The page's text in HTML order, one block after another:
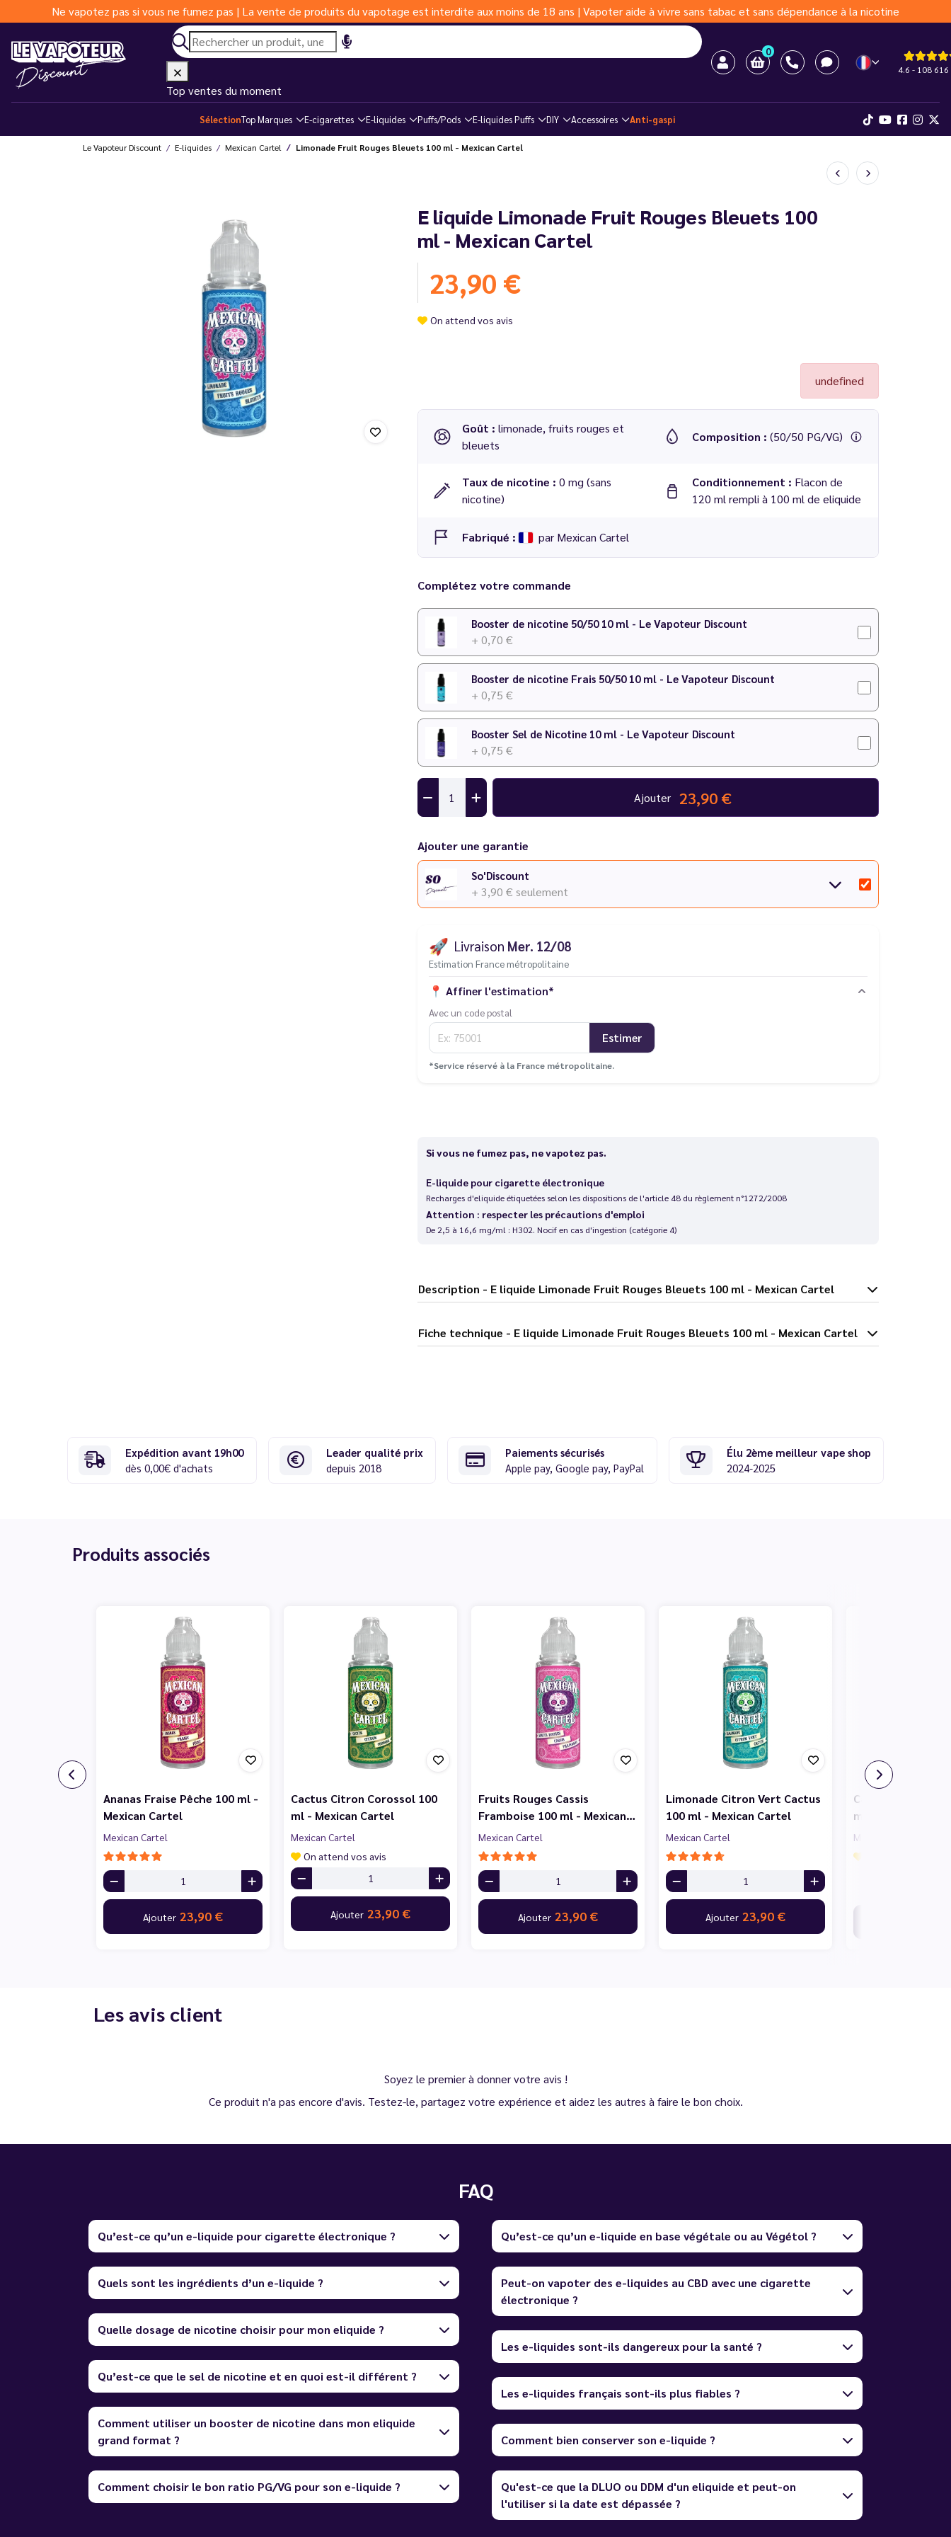
Ne vapotez pas si vous ne fumez pas | La vente de produits du vapotage est interdite aux moins de 18 ans | Vapoter aide à vivre sans tabac et sans dépendance à la nicotine
0
4.6 - 108 616
Top ventes du moment
SélectionTop Marques E-cigarettes E-liquides Puffs/Pods E-liquides Puffs DIY Accessoires Anti-gaspi
Le Vapoteur Discount E-liquides Mexican Cartel Limonade Fruit Rouges Bleuets 100 ml - Mexican Cartel
E liquide Limonade Fruit Rouges Bleuets 100
ml - Mexican Cartel
23,90 €
On attend vos avis
undefined
Goût : limonade, fruits rouges et
bleuets
Composition : (50/50 PG/VG)
Taux de nicotine : 0 mg (sans
nicotine)
Conditionnement : Flacon de
120 ml rempli à 100 ml de eliquide
Fabriqué : par Mexican Cartel
Complétez votre commande
Booster de nicotine 50/50 10 ml - Le Vapoteur Discount
+ 0,70 €
Booster de nicotine Frais 50/50 10 ml - Le Vapoteur Discount
+ 0,75 €
Booster Sel de Nicotine 10 ml - Le Vapoteur Discount
+ 0,75 €
Ajouter 23,90 €
Ajouter une garantie
So'Discount
+ 3,90 € seulement
🚀 Livraison Mer. 12/08
Estimation France métropolitaine
📍 Affiner l'estimation*
Avec un code postal
Estimer
*Service réservé à la France métropolitaine.
Si vous ne fumez pas, ne vapotez pas.
E-liquide pour cigarette électronique
Recharges d'eliquide étiquetées selon les dispositions de l'article 48 du règlement n°1272/2008
Attention : respecter les précautions d'emploi
De 2,5 à 16,6 mg/ml : H302. Nocif en cas d'ingestion (catégorie 4)
Description - E liquide Limonade Fruit Rouges Bleuets 100 ml - Mexican Cartel
Fiche technique - E liquide Limonade Fruit Rouges Bleuets 100 ml - Mexican Cartel
Expédition avant 19h00
dès 0,00€ d'achats
Leader qualité prix
depuis 2018
Paiements sécurisés
Apple pay, Google pay, PayPal
Élu 2ème meilleur vape shop
2024-2025
Produits associés
Ananas Fraise Pêche 100 ml -
Mexican Cartel
Mexican Cartel
Ajouter 23,90 €
Cactus Citron Corossol 100
ml - Mexican Cartel
Mexican Cartel
On attend vos avis
Ajouter 23,90 €
Fruits Rouges Cassis
Framboise 100 ml - Mexican…
Mexican Cartel
Ajouter 23,90 €
Limonade Citron Vert Cactus
100 ml - Mexican Cartel
Mexican Cartel
Ajouter 23,90 €
Cassis Framboise
ml - Mexican
Mexican Cartel
Les avis client
Soyez le premier à donner votre avis !
Ce produit n'a pas encore d'avis. Testez-le, partagez votre expérience et aidez les autres à faire le bon choix.
FAQ
Qu’est-ce qu’un e-liquide pour cigarette électronique ?
Quels sont les ingrédients d’un e-liquide ?
Quelle dosage de nicotine choisir pour mon eliquide ?
Qu’est-ce que le sel de nicotine et en quoi est-il différent ?
Comment utiliser un booster de nicotine dans mon eliquide
grand format ?
Comment choisir le bon ratio PG/VG pour son e-liquide ?
Qu’est-ce qu’un e-liquide en base végétale ou au Végétol ?
Peut-on vapoter des e-liquides au CBD avec une cigarette
électronique ?
Les e-liquides sont-ils dangereux pour la santé ?
Les e-liquides français sont-ils plus fiables ?
Comment bien conserver son e-liquide ?
Qu'est-ce que la DLUO ou DDM d'un eliquide et peut-on
l'utiliser si la date est dépassée ?